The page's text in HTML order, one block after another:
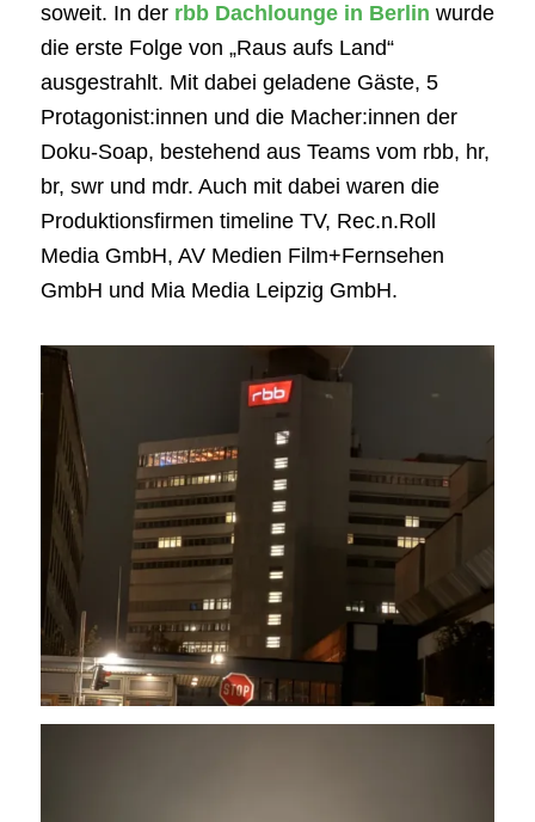
soweit. In der rbb Dachlounge in Berlin wurde
die erste Folge von „Raus aufs Land“
ausgestrahlt. Mit dabei geladene Gäste, 5
Protagonist:innen und die Macher:innen der
Doku-Soap, bestehend aus Teams vom rbb, hr,
br, swr und mdr. Auch mit dabei waren die
Produktionsfirmen timeline TV, Rec.n.Roll
Media GmbH, AV Medien Film+Fernsehen
GmbH und Mia Media Leipzig GmbH.